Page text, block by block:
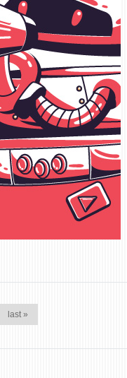
last »